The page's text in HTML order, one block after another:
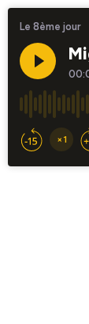
Le 8ème jour
×1